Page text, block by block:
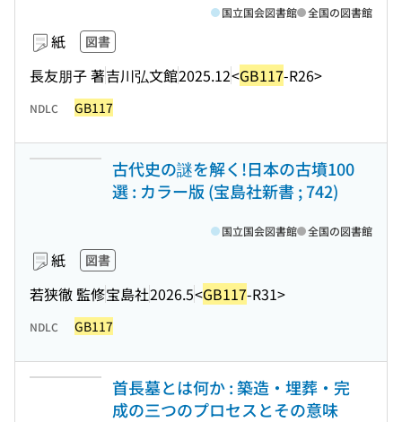
紙 図書
長友朋子 著吉川弘文館2025.12<GB117-R26>
国立国会図書館 全国の図書館
NDLC GB117
古代史の謎を解く!日本の古墳100
選 : カラー版 (宝島社新書 ; 742)
紙 図書
若狭徹 監修宝島社2026.5<GB117-R31>
国立国会図書館 全国の図書館
NDLC GB117
首長墓とは何か : 築造・埋葬・完
成の三つのプロセスとその意味